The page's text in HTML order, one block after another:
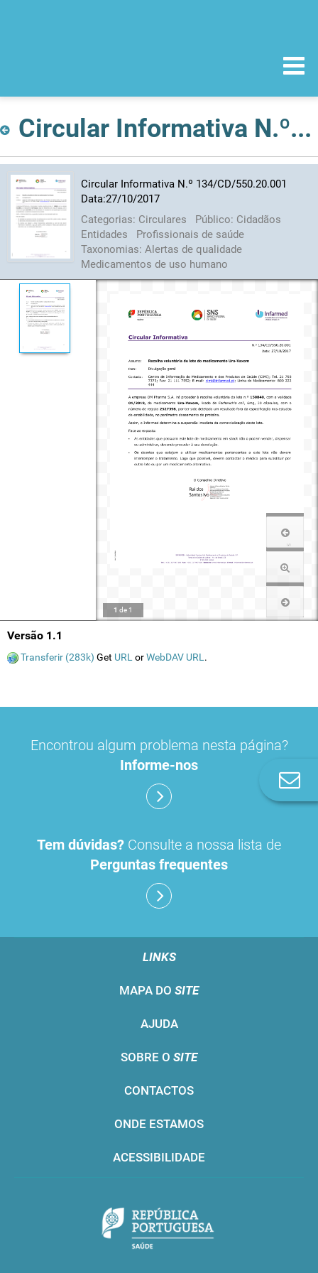
Circular Informativa N.º 134/CD/550.20.001 Data:27/10/2017
Circular Informativa N.º 134/CD/550.20.001
Data:27/10/2017
Categorias: Circulares Público: Cidadãos
Entidades
Profissionais de saúde
Taxonomias: Alertas de qualidade
Medicamentos de uso humano
1 de 1
Versão 1.1
Transferir (283k) Get URL orWebDAV URL .
Encontrou algum problema nesta página?
Informe-nos
Tem dúvidas? Consulte a nossa lista de
Perguntas frequentes
LINKS
MAPA DO SITE
AJUDA
SOBRE O SITE
CONTACTOS
ONDE ESTAMOS
ACESSIBILIDADE